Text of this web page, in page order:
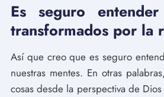
Es seguro
transformados por la
Así que creo que es seguro
nuestras mentes. En otras
cosas desde la perspectiva de